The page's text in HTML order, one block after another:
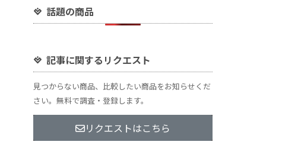
話題の商品
記事に関するリクエスト
見つからない商品、比較したい商品をお知らせくだ
さい。無料で調査・登録します。
リクエストはこちら